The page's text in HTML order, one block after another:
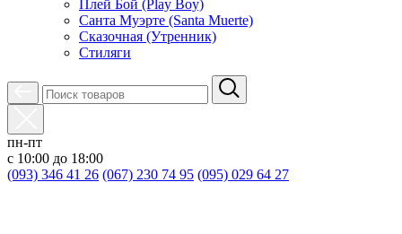
Плей Бой (Play Boy)
Санта Муэрте (Santa Muerte)
Сказочная (Утренник)
Стиляги
пн-пт
с 10:00 до 18:00
(093) 346 41 26 (067) 230 74 95 (095) 029 64 27